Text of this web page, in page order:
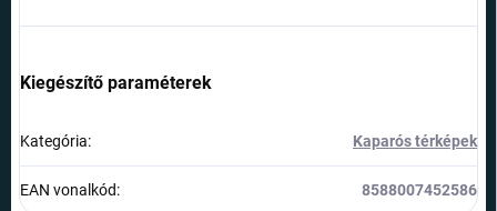
Kiegészítő paraméterek
Kategória: Kaparós térképek
EAN vonalkód: 8588007452586